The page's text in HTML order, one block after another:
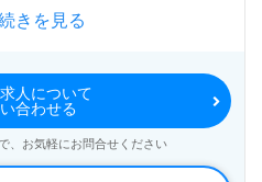
きを見る
人について
合わせる
、お気軽にお問合せください